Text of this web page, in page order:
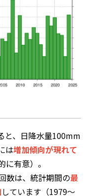
と、日降水量100mm
は増加傾向が現れて
に有意）。
数は、統計期間の最
しています（1979〜